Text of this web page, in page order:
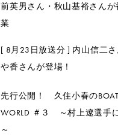
前英男さん・秋山基裕さん
業
[ 8月23日放送分 ] 内山信二
や香さんが登場！
先行公開！ 久住小春のBOAT
WORLD ＃３ ～村上遼選手
～